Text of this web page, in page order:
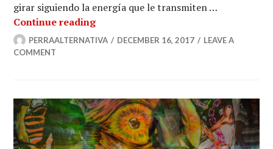
girar siguiendo la energía que le transmiten …
Continue readingBizarre Bazaar: post punk,
PERRAALTERNATIVA DECEMBER 16, 2017
LEAVE A
COMMENT